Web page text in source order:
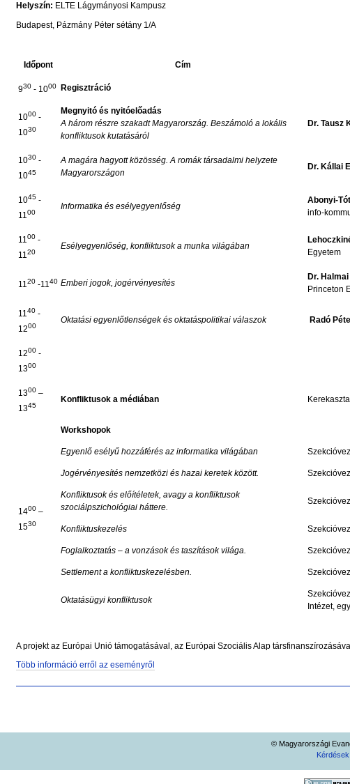
Helyszín: ELTE Lágymányosi Kampusz
Budapest, Pázmány Péter sétány 1/A
Időpont Cím
930 - 1000 Regisztráció
1000 -
1030
Megnyitó és nyitóelőadás
A három részre szakadt Magyarország. Beszámoló a lokális
konfliktusok kutatásáról
Dr. Tausz
1030 -
1045
A magára hagyott közösség. A romák társadalmi helyzete
Magyarországon
Dr. Kállai
1045 -
1100
Informatika és esélyegyenlőség
Abonyi-
info-
1100 -
1120
Esélyegyenlőség, konfliktusok a munka világában
Egyetem
1120 -1140 Emberi jogok, jogérvényesítés
Dr.
Princeton
1140 -
1200
Oktatási egyenlőtlenségek és oktatáspolitikai válaszok Radó
1200 -
1300
1300 –
1345
Konfliktusok a médiában
1400 –
1530
Workshopok
Egyenlő esélyű hozzáférés az informatika világában
Jogérvényesítés nemzetközi és hazai keretek között.
Konfliktusok és előítéletek, avagy a konfliktusok
szociálpszichológiai háttere.
Konfliktuskezelés
Foglalkoztatás – a vonzások és taszítások világa.
Settlement a konfliktuskezelésben.
Oktatásügyi konfliktusok
Intézet,
A projekt az Európai Unió támogatásával, az Európai Szociális Alap
Több információ erről az eseményről
© Magyarországi